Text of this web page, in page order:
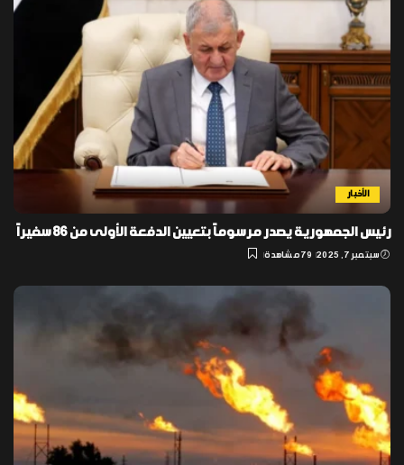
الأخبار
رئيس الجمهورية يصدر مرسوماً بتعيين الدفعة الأولى من 86 سفيراً
سبتمبر 7, 2025 79 مشاهدة